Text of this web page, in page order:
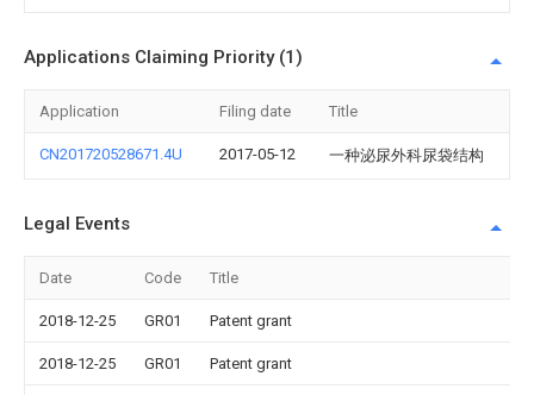
Applications Claiming Priority (1)
Application Filing date Title
CN201720528671.4U 2017-05-12 一种泌尿外科尿袋结构
Legal Events
Date Code Title
2018-12-25 GR01 Patent grant
2018-12-25 GR01 Patent grant